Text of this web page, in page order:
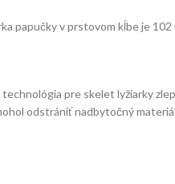
papučky v prstovom kĺbe je
technológia pre skelet lyžiarky
odstrániť nadbytočný